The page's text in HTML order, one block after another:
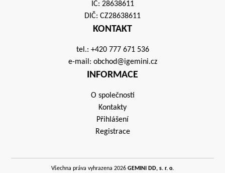
IČ: 28638611
DIČ: CZ28638611
KONTAKT
tel.: +420 777 671 536
e-mail: obchod@igemini.cz
INFORMACE
O společnosti
Kontakty
Přihlášení
Registrace
Všechna práva vyhrazena 2026 GEMINI DD, s. r. o.